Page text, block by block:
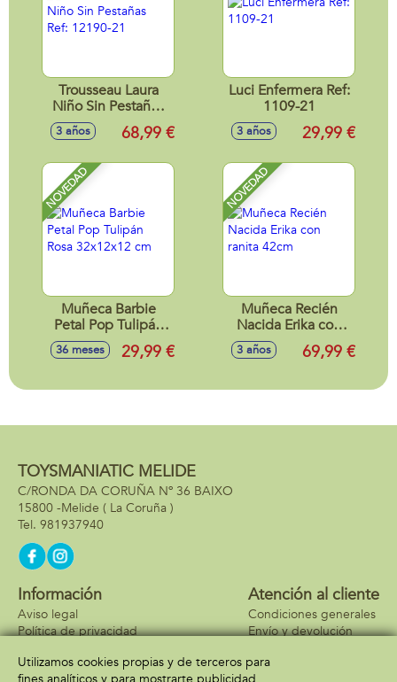
Trousseau Laura
Niño Sin Pestañas
Ref: 12190-21
3 años 68,99 €
Luci Enfermera Ref:
1109-21
3 años 29,99 €
NOVEDAD
Muñeca Barbie
Petal Pop Tulipán
Rosa 32x12x12 cm
36 meses 29,99 €
NOVEDAD
Muñeca Recién
Nacida Erika con
ranita 42cm
3 años 69,99 €
TOYSMANIATIC MELIDE
C/RONDA DA CORUÑA Nº 36 BAIXO
15800 -Melide ( La Coruña )
981937940
Información
Aviso legal
Política de privacidad
Atención al cliente
Condiciones generales
Envío y devolución
Formas de pago
Utilizamos cookies propias y de terceros para